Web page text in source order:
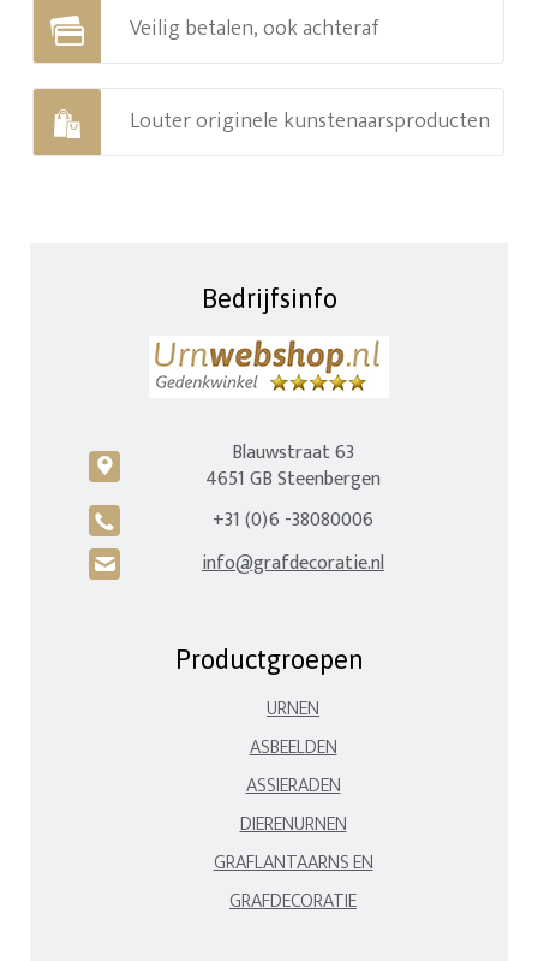
Veilig betalen, ook achteraf
Louter originele kunstenaarsproducten
Bedrijfsinfo
c
Blauwstraat 63
4651 GB Steenbergen
A +31 (0)6 -38080006
H info@grafdecoratie.nl
Productgroepen
URNEN
ASBEELDEN
ASSIERADEN
DIERENURNEN
GRAFLANTAARNS EN
GRAFDECORATIE